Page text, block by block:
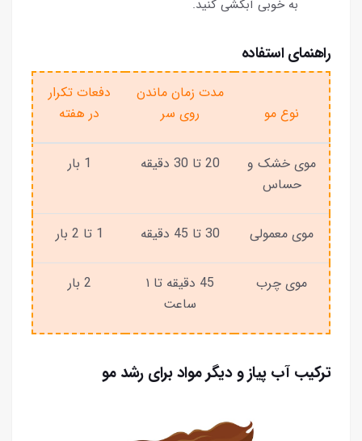
به خوبی آبکشی کنید.
راهنمای استفاده
نوع مو
مدت زمان ماندن
روی سر
دفعات تکرار
در هفته
موی خشک و
حساس
20 تا 30 دقیقه 1 بار
موی معمولی 30 تا 45 دقیقه 1 تا 2 بار
موی چرب
45 دقیقه تا ۱
ساعت
2 بار
ترکیب آب پیاز و دیگر مواد برای رشد مو